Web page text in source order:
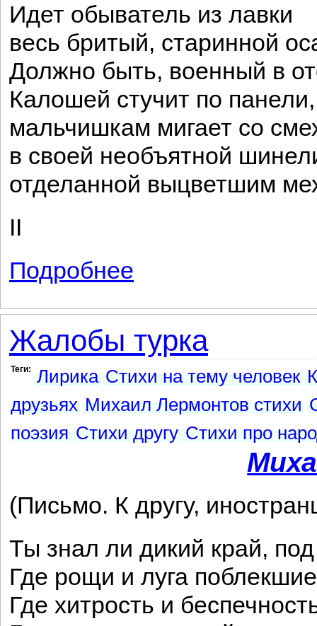
Идет обыватель из лавки
весь бритый, старинной
Должно быть, военный в
Калошей стучит по панели,
мальчишкам мигает со
в своей необъятной
отделанной выцветшим
II
Подробнее
Жалобы турка
Теги: Лирика Стихи на тему человек
друзьях Михаил Лермонтов стихи
поэзия Стихи другу Стихи про
(Письмо. К другу,
Ты знал ли дикий край,
Где рощи и луга
Где хитрость и